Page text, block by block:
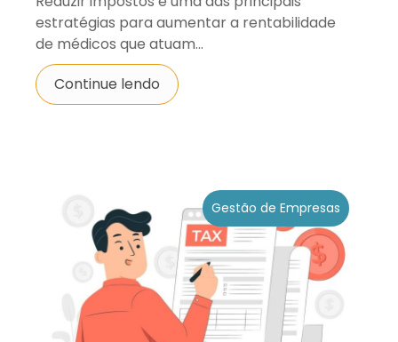
estratégias para aumentar a rentabilidade
de médicos que atuam...
Continue lendo
Gestão de Empresas